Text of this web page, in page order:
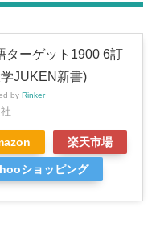
ターゲット1900 6訂
JUKEN新書)
by Rinker
楽天市場
ショッピング